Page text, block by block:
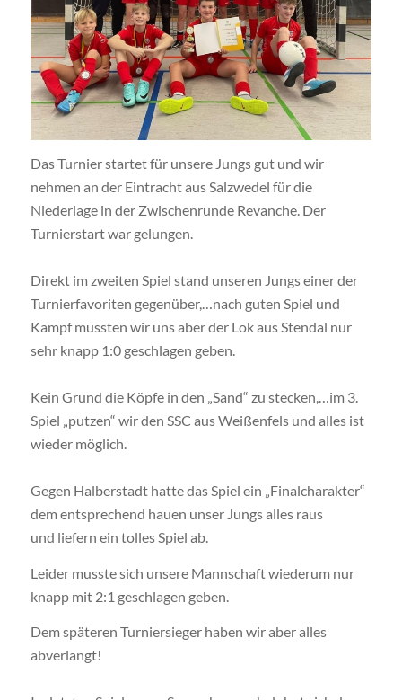
Das Turnier startet für unsere Jungs gut und wir
nehmen an der Eintracht aus Salzwedel für die
Niederlage in der Zwischenrunde Revanche. Der
Turnierstart war gelungen.
Direkt im zweiten Spiel stand unseren Jungs einer der
Turnierfavoriten gegenüber,…nach guten Spiel und
Kampf mussten wir uns aber der Lok aus Stendal nur
sehr knapp 1:0 geschlagen geben.
Kein Grund die Köpfe in den „Sand“ zu stecken,…im 3.
Spiel „putzen“ wir den SSC aus Weißenfels und alles ist
wieder möglich.
Gegen Halberstadt hatte das Spiel ein „Finalcharakter“
dem entsprechend hauen unser Jungs alles raus
und liefern ein tolles Spiel ab.
Leider musste sich unsere Mannschaft wiederum nur
knapp mit 2:1 geschlagen geben.
Dem späteren Turniersieger haben wir aber alles
abverlangt!